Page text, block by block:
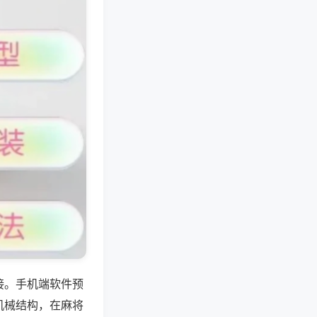
。手机端软件预
械结构，在麻将